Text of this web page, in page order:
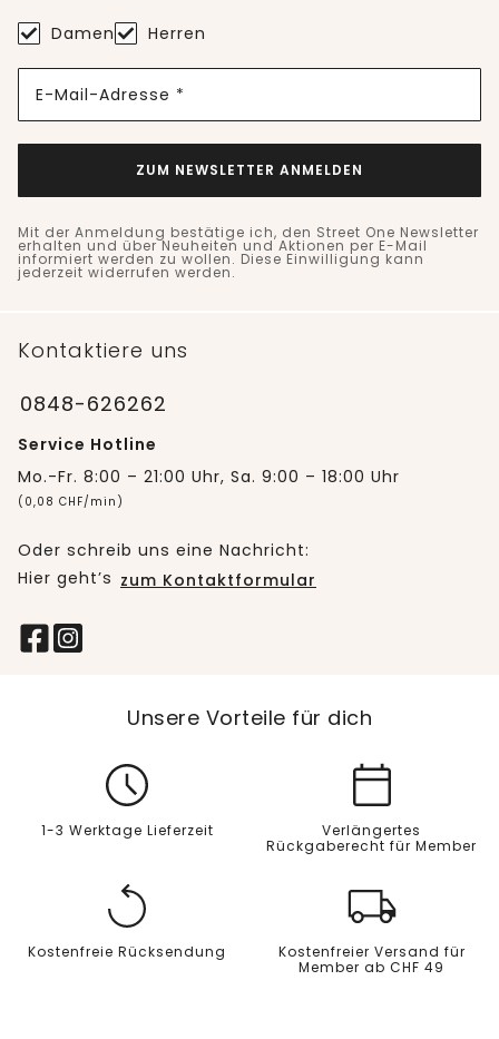
Damen Herren
E-Mail-Adresse *
ZUM NEWSLETTER ANMELDEN
Mit der Anmeldung bestätige ich, den Street One Newsletter
erhalten und über Neuheiten und Aktionen per E-Mail
informiert werden zu wollen. Diese Einwilligung kann
jederzeit widerrufen werden.
Kontaktiere uns
0848-626262
Service Hotline
Mo.-Fr. 8:00 – 21:00 Uhr, Sa. 9:00 – 18:00 Uhr
(0,08 CHF/min)
Oder schreib uns eine Nachricht:
Hier geht’s zum Kontaktformular
Unsere Vorteile für dich
1-3 Werktage Lieferzeit
Verlängertes
Rückgaberecht für Member
Kostenfreie Rücksendung
Kostenfreier Versand für
Member ab CHF 49